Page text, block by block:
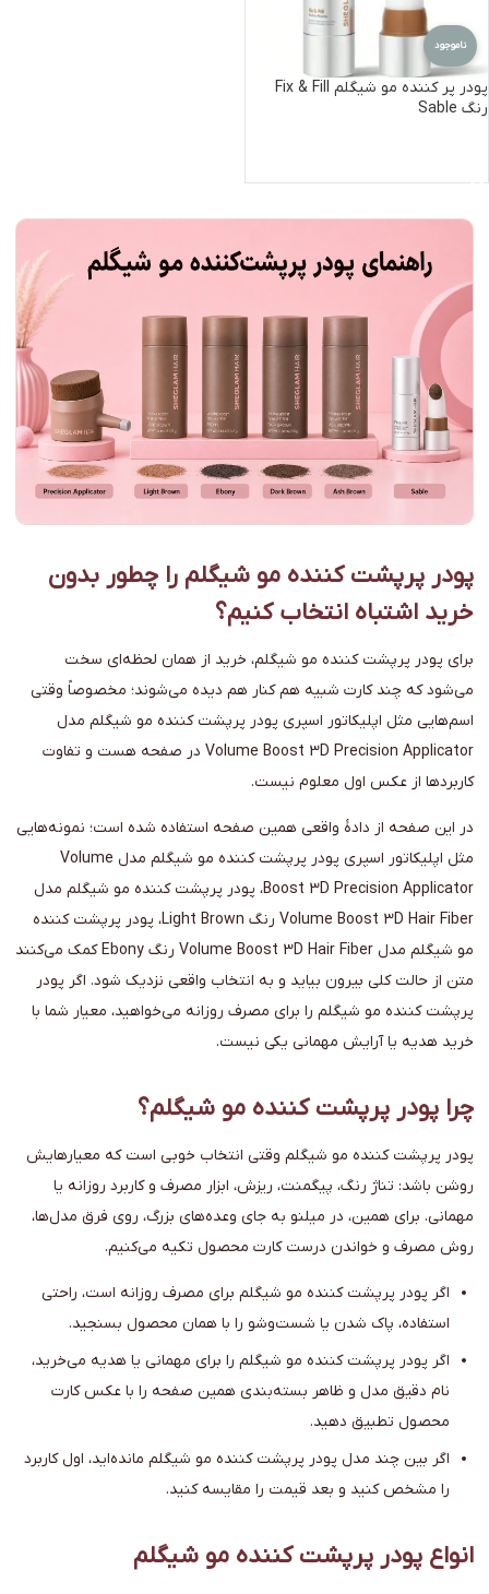
ناموجود
پودر پر کننده مو شیگلم Fix & Fill
رنگ Sable
پودر پرپشت کننده مو شیگلم را چطور بدون
خرید اشتباه انتخاب کنیم؟
برای پودر پرپشت کننده مو شیگلم، خرید از همان لحظه‌ای سخت
می‌شود که چند کارت شبیه هم کنار هم دیده می‌شوند؛ مخصوصاً وقتی
اسم‌هایی مثل اپلیکاتور اسپری پودر پرپشت کننده مو شیگلم مدل
Volume Boost 3D Precision Applicator در صفحه هست و تفاوت
کاربردها از عکس اول معلوم نیست.
در این صفحه از دادهٔ واقعی همین صفحه استفاده شده است؛ نمونه‌هایی
مثل اپلیکاتور اسپری پودر پرپشت کننده مو شیگلم مدل Volume
Boost 3D Precision Applicator، پودر پرپشت کننده مو شیگلم مدل
Volume Boost 3D Hair Fiber رنگ Light Brown، پودر پرپشت کننده
مو شیگلم مدل Volume Boost 3D Hair Fiber رنگ Ebony کمک می‌کنند
متن از حالت کلی بیرون بیاید و به انتخاب واقعی نزدیک شود. اگر پودر
پرپشت کننده مو شیگلم را برای مصرف روزانه می‌خواهید، معیار شما با
خرید هدیه یا آرایش مهمانی یکی نیست.
چرا پودر پرپشت کننده مو شیگلم؟
پودر پرپشت کننده مو شیگلم وقتی انتخاب خوبی است که معیارهایش
روشن باشد: تناژ رنگ، پیگمنت، ریزش، ابزار مصرف و کاربرد روزانه یا
مهمانی. برای همین، در میلنو به جای وعده‌های بزرگ، روی فرق مدل‌ها،
روش مصرف و خواندن درست کارت محصول تکیه می‌کنیم.
اگر پودر پرپشت کننده مو شیگلم برای مصرف روزانه است، راحتی
استفاده، پاک شدن یا شست‌وشو را با همان محصول بسنجید.
اگر پودر پرپشت کننده مو شیگلم را برای مهمانی یا هدیه می‌خرید،
نام دقیق مدل و ظاهر بسته‌بندی همین صفحه را با عکس کارت
محصول تطبیق دهید.
اگر بین چند مدل پودر پرپشت کننده مو شیگلم مانده‌اید، اول کاربرد
را مشخص کنید و بعد قیمت را مقایسه کنید.
انواع پودر پرپشت کننده مو شیگلم